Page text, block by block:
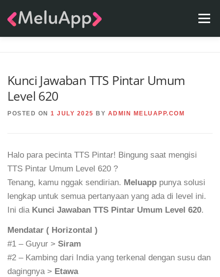
Menu
Kunci Jawaban TTS Pintar Umum
Level 620
POSTED ON 1 JULY 2025 BY ADMIN MELUAPP.COM
Halo para pecinta TTS Pintar! Bingung saat mengisi
TTS Pintar Umum Level 620 ?
Tenang, kamu nggak sendirian. Meluapp punya solusi
lengkap untuk semua pertanyaan yang ada di level ini.
Ini dia Kunci Jawaban TTS Pintar Umum Level 620.
Mendatar ( Horizontal )
#1 – Guyur > Siram
#2 – Kambing dari India yang terkenal dengan susu dan
dagingnya > Etawa